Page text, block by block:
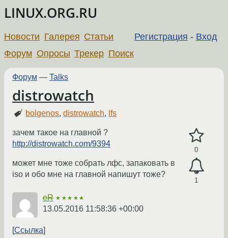
LINUX.ORG.RU
Регистрация - Вход
Новости Галерея Статьи
Форум Опросы Трекер Поиск
Форум — Talks
distrowatch
bolgenos,distrowatch, lfs
0
1
зачем такое на главной ?
http://distrowatch.com/9394
может мне тоже собрать лфс, запаковать в
iso и обо мне на главной напишут тоже?
eR ★★★★★
13.05.2016 11:58:36 +00:00
Ссылка